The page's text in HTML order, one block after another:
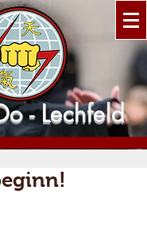
- Lechfeld